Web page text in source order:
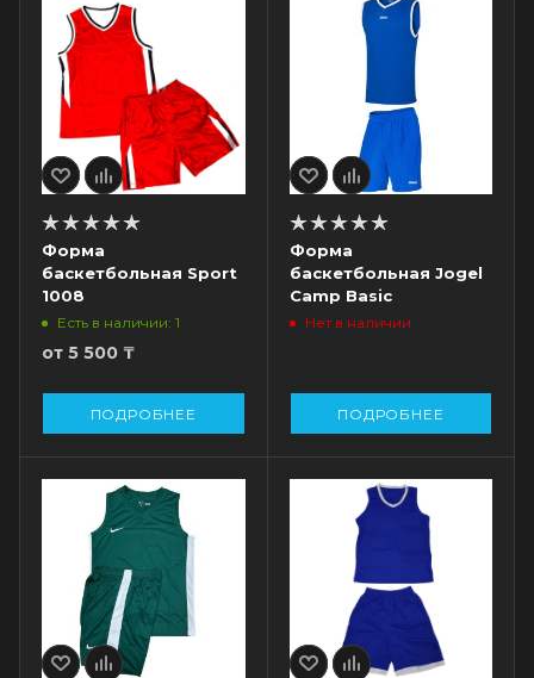
Форма
баскетбольная Sport
1008
Есть в наличии: 1
от 5 500 ₸
ПОДРОБНЕЕ
Форма
баскетбольная Jogel
Camp Basic
Нет в наличии
ПОДРОБНЕЕ